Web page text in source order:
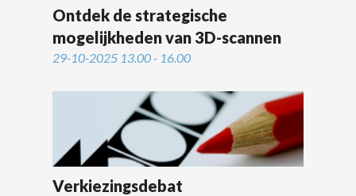
Ontdek de strategische
mogelijkheden van 3D-scannen
29-10-2025 13.00 - 16.00
Verkiezingsdebat